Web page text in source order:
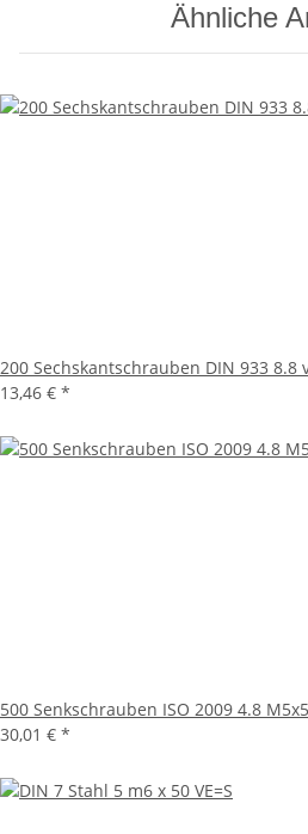
Ähnliche
200 Sechskantschrauben DIN 933 8.8
13,46 € *
500 Senkschrauben ISO 2009 4.8
30,01 € *